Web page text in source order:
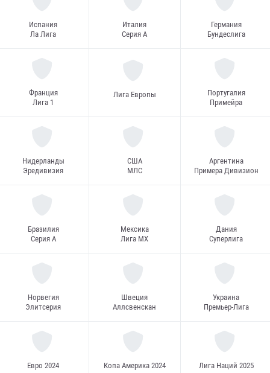
Испания
Ла Лига
Италия
Серия А
Германия
Бундеслига
Франция
Лига 1
Лига Европы
Португалия
Примейра
Нидерланды
Эредивизия
США
МЛС
Аргентина
Примера Дивизион
Бразилия
Серия А
Мексика
Лига MX
Дания
Суперлига
Норвегия
Элитсерия
Швеция
Аллсвенскан
Украина
Премьер-Лига
Евро 2024 Копа Америка 2024 Лига Наций 2025